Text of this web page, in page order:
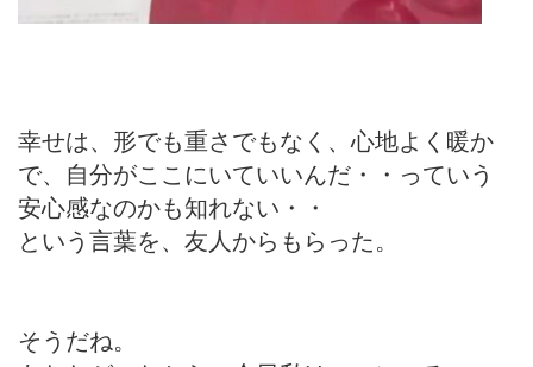
幸せは、形でも重さでもなく、心地よく暖か
で、自分がここにいていいんだ・・っていう
安心感なのかも知れない・・
という言葉を、友人からもらった。
そうだね。